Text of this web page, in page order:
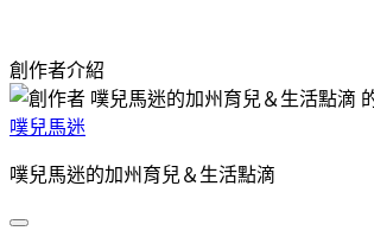
創作者介紹
噗兒馬迷
噗兒馬迷的加州育兒＆生活點滴